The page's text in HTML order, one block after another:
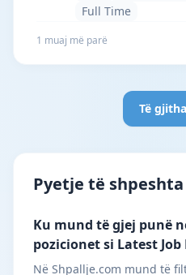
Full Time
1 muaj më parë
Të
Pyetje të shpeshta
Ku mund të gjej punë
pozicionet si Latest
Në Shpallje.com mund të